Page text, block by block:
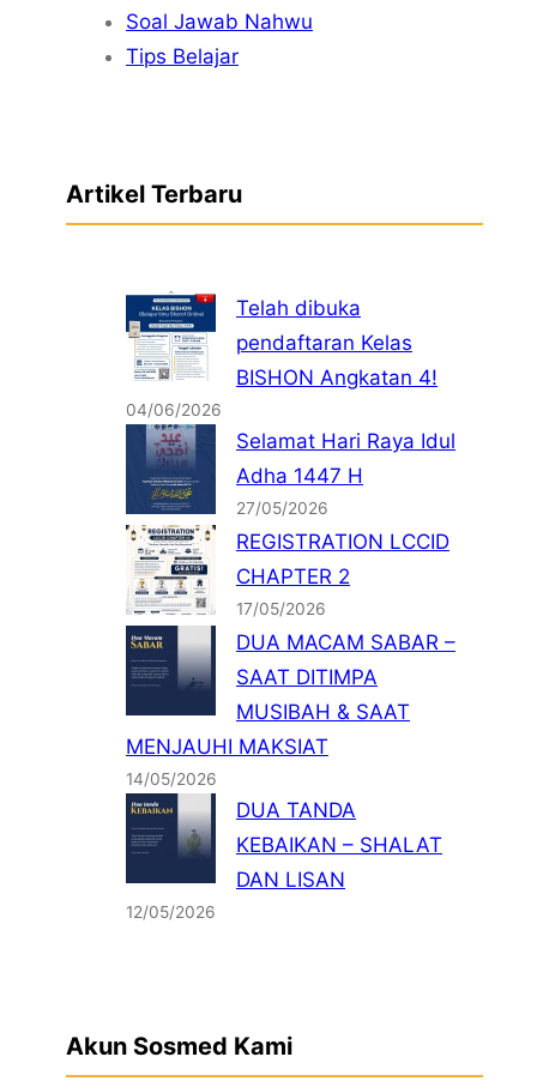
Soal Jawab Nahwu
Tips Belajar
Artikel Terbaru
Telah dibuka
pendaftaran Kelas
BISHON Angkatan 4!
04/06/2026
Selamat Hari Raya Idul
Adha 1447 H
27/05/2026
REGISTRATION LCCID
CHAPTER 2
17/05/2026
DUA MACAM SABAR –
SAAT DITIMPA
MUSIBAH & SAAT
MENJAUHI MAKSIAT
14/05/2026
DUA TANDA
KEBAIKAN – SHALAT
DAN LISAN
12/05/2026
Akun Sosmed Kami